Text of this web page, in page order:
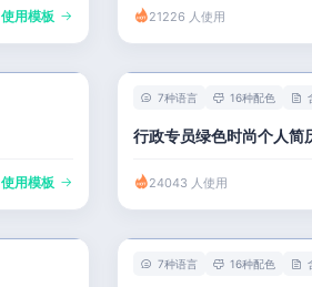
使用模板 21226 人使用
使用模板
7种语言 16种配色
行政专员绿色时尚个人简
24043 人使用
7种语言 16种配色